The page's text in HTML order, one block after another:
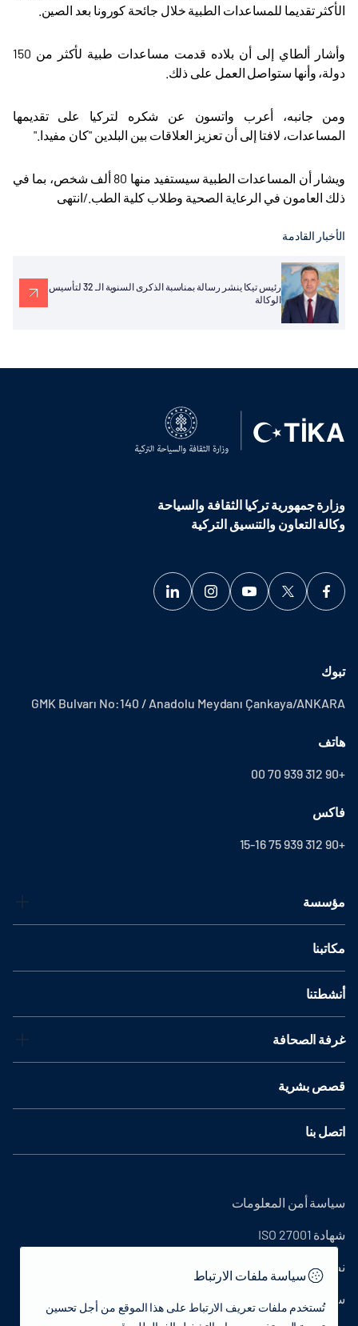
الأكثر تقديما للمساعدات الطبية خلال جائحة كورونا بعد الصين
وأشار ألطاي إلى أن بلاده قدمت مساعدات طبية لأكثر من 150
دولة، وأنها ستواصل العمل على ذلك
ومن جانبه، أعرب واتسون عن شكره لتركيا على تقديمها
المساعدات، لافتا إلى أن تعزيز العلاقات بين البلدين "كان مفيدا ".
ويشار أن المساعدات الطبية سيستفيد منها 80 ألف شخص، بما في
ذلك العامون في الرعاية الصحية وطلاب كلية الطب./انتهى
الأخبار القادمة
رئيس تيكا ينشر رسالة بمناسبة الذكرى السنوية الـ 32 لتأسيس
الوكالة
وزارة جمهورية تركيا الثقافة والسياحة
وكالة التعاون والتنسيق التركية
تبوك
GMK Bulvarı No:140 / Anadolu Meydanı Çankaya/ANKARA
هاتف
+90 312 939 70 00
فاكس
+90 312 939 75 15-16
مؤسسة
مكاتبنا
أنشطتنا
غرفة الصحافة
قصص بشرية
اتصل بنا
سياسة أمن المعلومات
شهادة ISO 27001
نص التوضيح
سياسة الخصوصية
سياسة ملفات الارتباط
تُستخدم ملفات تعريف الارتباط على هذا الموقع من أجل تحسين